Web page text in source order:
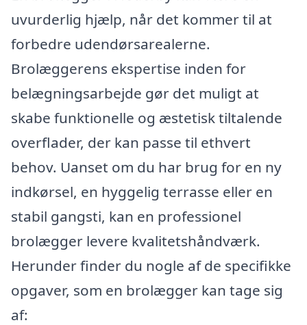
uvurderlig hjælp, når det kommer til at
forbedre udendørsarealerne.
Brolæggerens ekspertise inden for
belægningsarbejde gør det muligt at
skabe funktionelle og æstetisk tiltalende
overflader, der kan passe til ethvert
behov. Uanset om du har brug for en ny
indkørsel, en hyggelig terrasse eller en
stabil gangsti, kan en professionel
brolægger levere kvalitetshåndværk.
Herunder finder du nogle af de specifikke
opgaver, som en brolægger kan tage sig
af: